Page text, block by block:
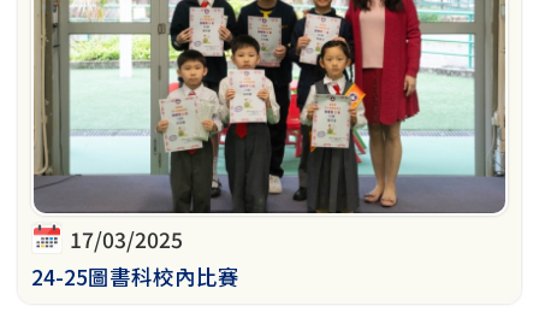
17/03/2025
24-25圖書科校內比賽